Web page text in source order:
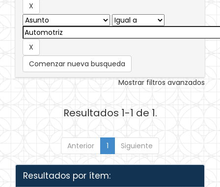
Comenzar nueva busqueda
Mostrar filtros avanzados
Resultados 1-1 de 1.
Anterior 1 Siguiente
Resultados por ítem: